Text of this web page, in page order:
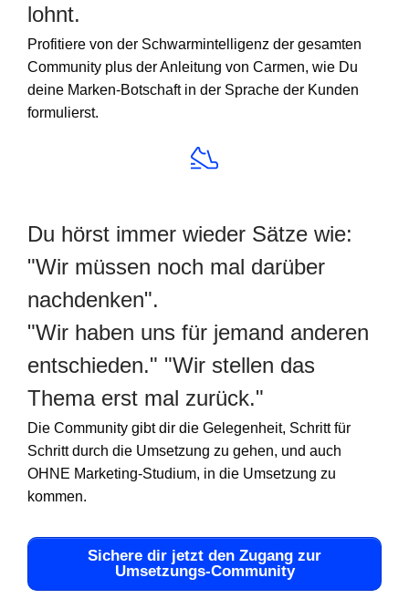
lohnt.
Profitiere von der Schwarmintelligenz der gesamten
Community plus der Anleitung von Carmen, wie Du
deine Marken-Botschaft in der Sprache der Kunden
formulierst.
Du hörst immer wieder Sätze wie:
"Wir müssen noch mal darüber
nachdenken".
"Wir haben uns für jemand anderen
entschieden." "Wir stellen das
Thema erst mal zurück."
Die Community gibt dir die Gelegenheit, Schritt für
Schritt durch die Umsetzung zu gehen, und auch
OHNE Marketing-Studium, in die Umsetzung zu
kommen.
Sichere dir jetzt den Zugang zur
Umsetzungs-Community